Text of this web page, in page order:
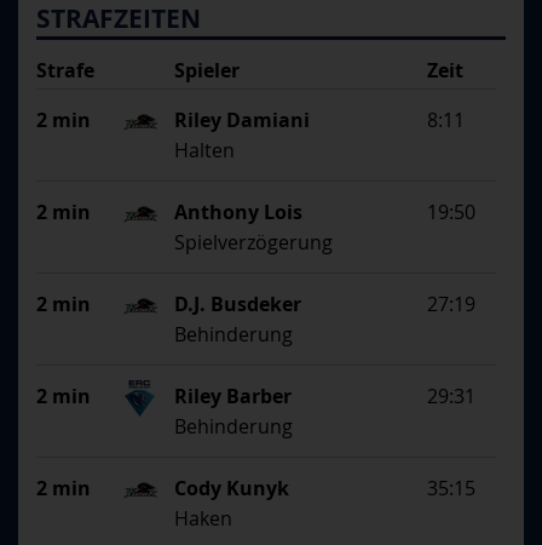
STRAFZEITEN
Strafe Zeit
Spieler
Begründung
2 min 8:11
Riley Damiani
Halten
2 min 19:50
Anthony Lois
Spielverzögerung
2 min 27:19
D.J. Busdeker
Behinderung
2 min 29:31
Riley Barber
Behinderung
2 min 35:15
Cody Kunyk
Haken